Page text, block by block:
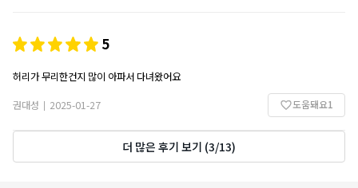
5
허리가 무리한건지 많이 아파서 다녀왔어요
권대성
2025-01-27 도움돼요1
더 많은 후기 보기 (3/13)